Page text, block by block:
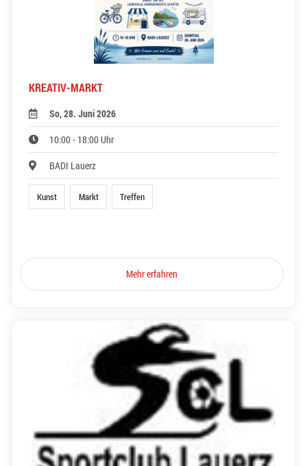
KREATIV-MARKT
So, 28. Juni 2026
10:00 - 18:00 Uhr
BADI Lauerz
Kunst Markt Treffen
Mehr erfahren